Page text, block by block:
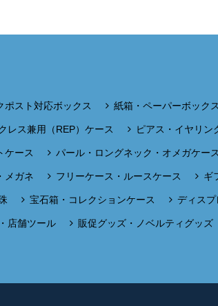
ポスト対応ボックス 紙箱・ペーパーボックス
レス兼用（REP）ケース ピアス・イヤリン
ケース パール・ロングネック・オメガケース
メガネ フリーケース・ルースケース ギ
宝石箱・コレクションケース ディス
店舗ツール 販促グッズ・ノベルティグッズ